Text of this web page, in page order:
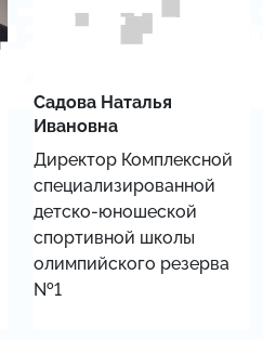
Садова Наталья
Ивановна
Директор Комплексной
специализированной
детско-юношеской
спортивной школы
олимпийского резерва
№1